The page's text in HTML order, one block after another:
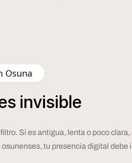
Osuna
invisible
Si es antigua, lenta o poco
tu presencia digital debe